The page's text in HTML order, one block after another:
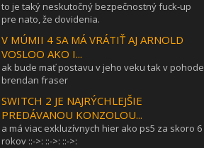
to je taký neskutočný bezpečnostný fuck-up
pre nato, že dovidenia.
V MÚMII 4 SA MÁ VRÁTIŤ AJ ARNOLD
VOSLOO AKO I...
ak bude mať postavu v jeho veku tak v pohode
brendan fraser
SWITCH 2 JE NAJRÝCHLEJŠIE
PREDÁVANOU KONZOLOU...
a má viac exkluzívnych hier ako ps5 za skoro 6
rokov ::->: ::->: ::->: